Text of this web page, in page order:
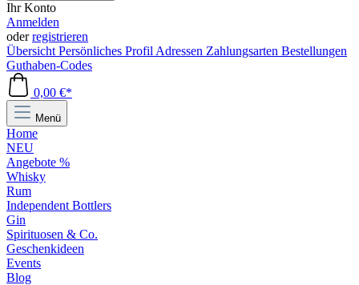
Ihr Konto
Anmelden
oderregistrieren
Übersicht Persönliches Profil Adressen Zahlungsarten Bestellungen
Guthaben-Codes
0,00 €*
Menü
Home
NEU
Angebote %
Whisky
Rum
Independent Bottlers
Gin
Spirituosen & Co.
Geschenkideen
Events
Blog